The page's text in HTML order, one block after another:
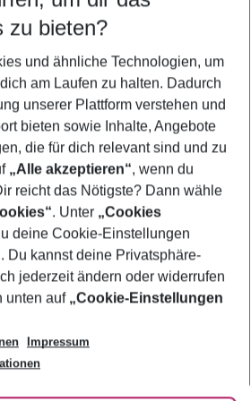
5-8 Nächte
Kinder
Filter anzeigen
zu bieten?
und ähnliche Technologien, um
am Laufen zu halten. Dadurch
unserer Plattform verstehen und
bieten sowie Inhalte, Angebote
die für dich relevant sind und zu
„Alle akzeptieren“, wenn du
reicht das Nötigste? Dann wähle
. Unter „Cookies
deine Cookie-Einstellungen
Du kannst deine Privatsphäre-
jederzeit ändern oder widerrufen
unten auf „Cookie-Einstellungen
Impressum